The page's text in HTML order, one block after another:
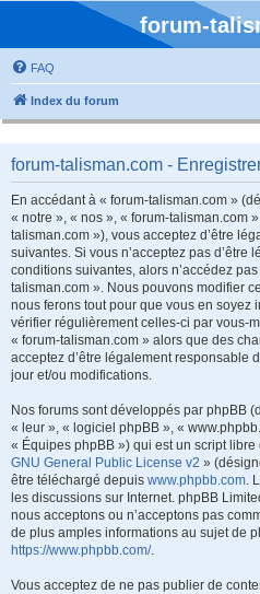
forum-
FAQ
Index du forum
forum-talisman.com -
En accédant à « forum-talisman.com »
« notre », « nos », « forum-talisman.com
talisman.com »), vous acceptez d’être
suivantes. Si vous n’acceptez pas
conditions suivantes, alors n’accédez
talisman.com ». Nous pouvons modifier
nous ferons tout pour que vous en soyez
vérifier régulièrement celles-ci par vous-
« forum-talisman.com » alors que des
acceptez d’être légalement responsable
jour et/ou modifications.
Nos forums sont développés par phpBB
« leur », « logiciel phpBB », «
« Équipes phpBB ») qui est un script
GNU General Public License v2 »
être téléchargé depuis www.phpbb.com.
les discussions sur Internet. phpBB
nous acceptons ou n’acceptons pas
de plus amples informations au sujet de
https://www.phpbb.com/.
Vous acceptez de ne pas publier de